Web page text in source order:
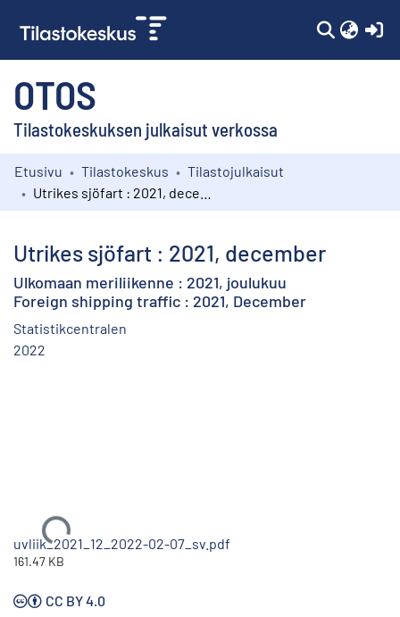
OTOS
Tilastokeskuksen julkaisut verkossa
Kokoelmat
Etusivu Tilastokeskus
Tilastojulkaisut
Utrikes sjöfart : 2021, december
Ulkomaan meriliikenne : 2021, joulukuu
Foreign shipping traffic : 2021, December
Statistikcentralen
2022
Ladataan...
uvliik_2021_12_2022-02-07_sv.pdf
161.47 KB
CC BY 4.0